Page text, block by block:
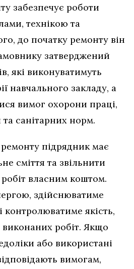
забезпечує роботи
технікою та
до початку ремонту він
затверджений
які виконуватимуть
навчального закладу, а
вимог охорони праці,
санітарних норм.
підрядник має
сміття та звільнити
власним коштом.
здійснюватиме
контролюватиме якість,
виконаних робіт. Якщо
або використані
вимогам,